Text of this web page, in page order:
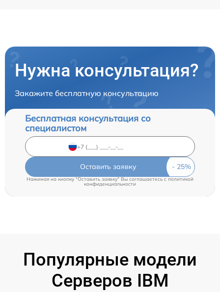
Нужна консультация?
Закажите бесплатную консультацию
Бесплатная консультация со
специалистом
Оставить заявку
Нажимая на кнопку "Оставить заявку" Вы соглашаетесь c политикой
конфиденциальности
Популярные модели
Серверов IBM